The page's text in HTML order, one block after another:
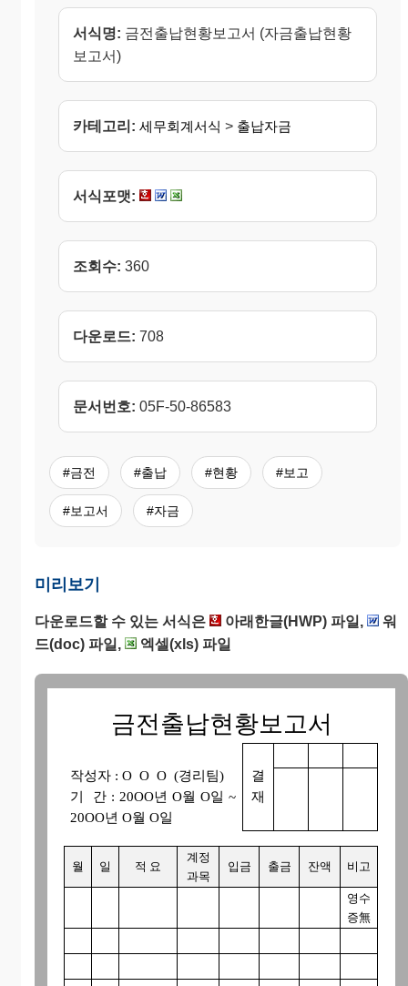
서식명: 금전출납현황보고서 (자금출납현황
보고서)
카테고리: 세무회계서식 > 출납자금
서식포맷:
조회수: 360
다운로드: 708
문서번호: 05F-50-86583
#금전 #출납 #현황 #보고
#보고서 #자금
미리보기
다운로드할 수 있는 서식은 아래한글(HWP) 파일,
워
드(doc) 파일,
엑셀(xls) 파일
금전출납현황보고서
작성자 : O O O (경리팀)
기 간 : 20OO년 O월 O일 ~
20OO년 O월 O일
결
재
월 일 적 요
계정
과목
입금 출금 잔액 비고
영수
증無